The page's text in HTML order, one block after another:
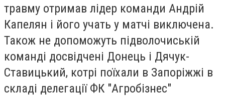
травму отримав лідер команди Андрій
Капелян і його учать у матчі виключена.
Також не допоможуть підволочиській
команді досвідчені Донець і Дячук-
Ставицький, котрі поїхали в Запоріжжі в
складі делегації ФК "Агробізнес"